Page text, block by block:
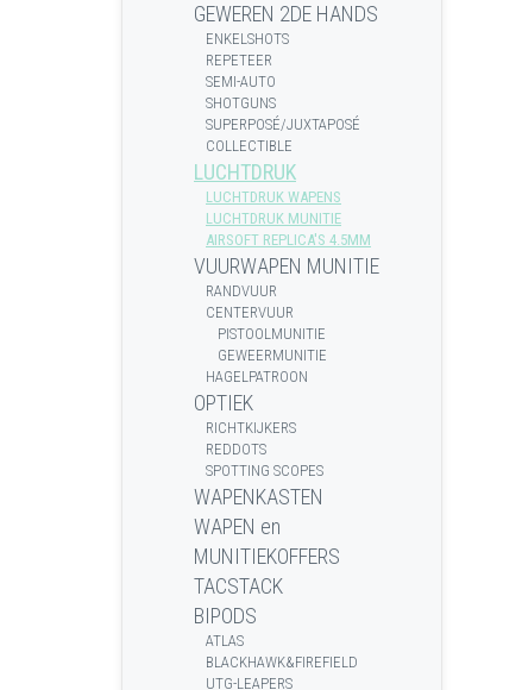
GEWEREN 2DE HANDS
ENKELSHOTS
REPETEER
SEMI-AUTO
SHOTGUNS
SUPERPOSÉ/JUXTAPOSÉ
COLLECTIBLE
LUCHTDRUK
LUCHTDRUK WAPENS
LUCHTDRUK MUNITIE
AIRSOFT REPLICA'S 4.5MM
VUURWAPEN MUNITIE
RANDVUUR
CENTERVUUR
PISTOOLMUNITIE
GEWEERMUNITIE
HAGELPATROON
OPTIEK
RICHTKIJKERS
REDDOTS
SPOTTING SCOPES
WAPENKASTEN
WAPEN en
MUNITIEKOFFERS
TACSTACK
BIPODS
ATLAS
BLACKHAWK&FIREFIELD
UTG-LEAPERS